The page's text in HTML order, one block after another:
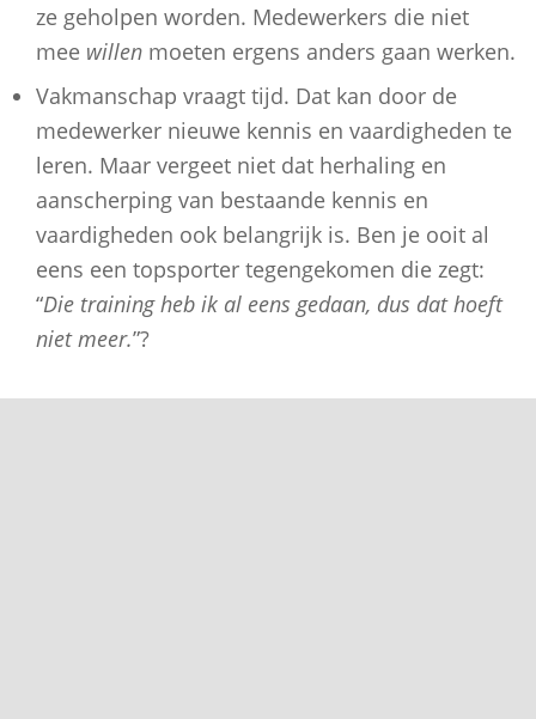
ze geholpen worden. Medewerkers die niet
mee willen moeten ergens anders gaan werken.
Vakmanschap vraagt tijd. Dat kan door de
medewerker nieuwe kennis en vaardigheden te
leren. Maar vergeet niet dat herhaling en
aanscherping van bestaande kennis en
vaardigheden ook belangrijk is. Ben je ooit al
eens een topsporter tegengekomen die zegt:
“Die training heb ik al eens gedaan, dus dat hoeft
niet meer.”?